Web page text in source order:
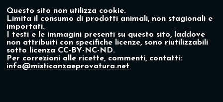
Questo sito non utilizza cookie.
Limita il consumo di prodotti animali, non stagionali e
importati.
I testi e le immagini presenti su questo sito, laddove
non attribuiti con specifiche licenze, sono riutilizzabili
sotto licenza CC-BY-NC-ND.
Per correzioni alle ricette, commenti, contatti:
info@misticanzaeprovatura.net